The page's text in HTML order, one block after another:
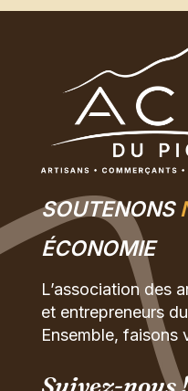
SOUTENONS
ÉCONOMIE
L’association des
et entrepreneurs
Ensemble, faisons